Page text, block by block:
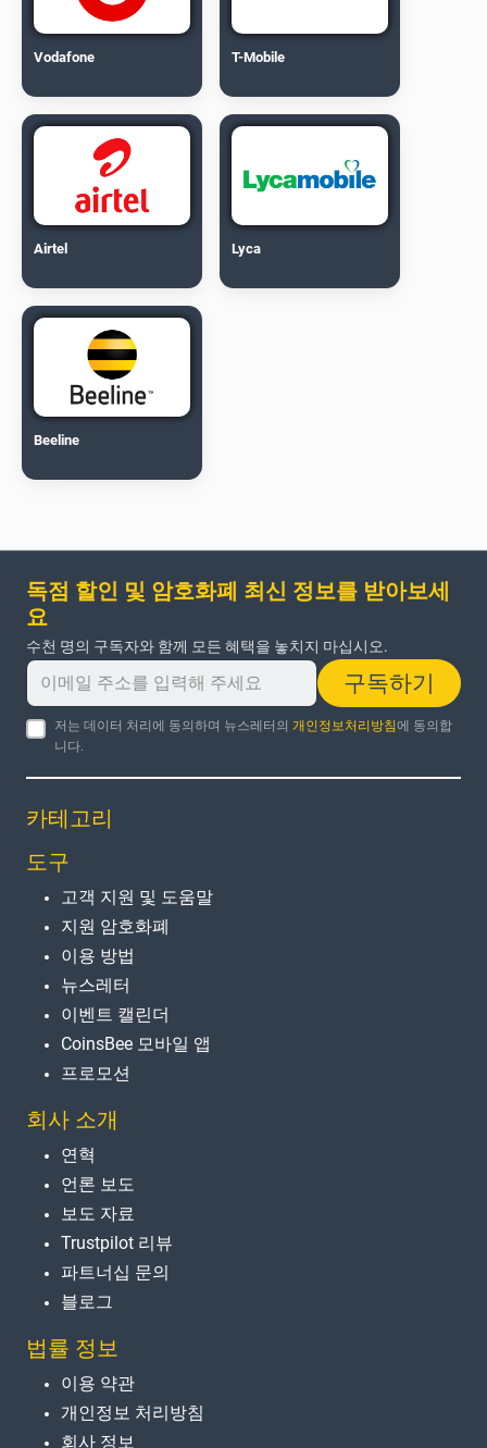
Vodafone T-Mobile
Airtel Lyca
Beeline
독점 할인 및 암호화폐 최신 정보를 받아보세
요
수천 명의 구독자와 함께 모든 혜택을 놓치지 마십시오.
구독하기
저는 데이터 처리에 동의하며 뉴스레터의 개인정보처리방침에 동의합
니다.
카테고리
도구
고객 지원 및 도움말
지원 암호화폐
이용 방법
뉴스레터
이벤트 캘린더
CoinsBee 모바일 앱
프로모션
회사 소개
연혁
언론 보도
보도 자료
Trustpilot 리뷰
파트너십 문의
블로그
법률 정보
이용 약관
개인정보 처리방침
회사 정보